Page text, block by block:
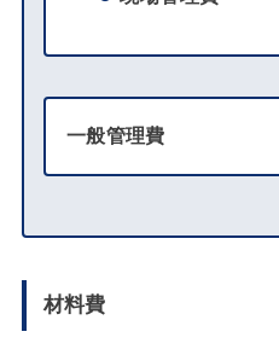
一般管理費
材料費